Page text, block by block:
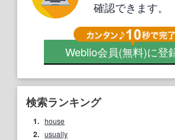
確認できます。
Weblio会員(無料)に登
検索ランキング
1. house
2. usually